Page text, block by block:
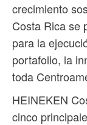
crecimiento
Costa Rica se
para la
portafolio, la
toda
HEINEKEN
cinco